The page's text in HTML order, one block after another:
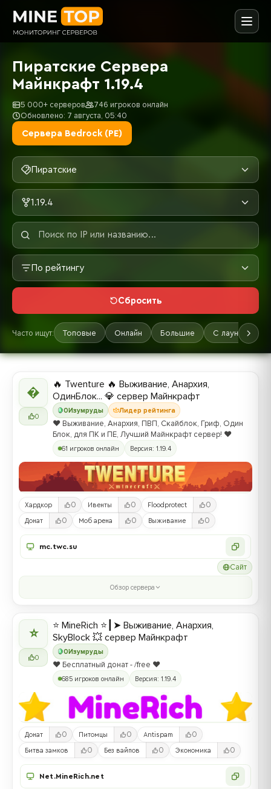
Пиратские Сервера
Майнкрафт 1.19.4
5 000+ серверов
746 игроков онлайн
Обновлено: 7 августа, 05:40
Сервера Bedrock (PE)
Пиратские
1.19.4
По рейтингу
Сбросить
Часто ищут: Топовые Онлайн Большие С лаунчером

0
0Изумруды Лидер рейтинга
🔥 Twenture 🔥 Выживание, Анархия,
ОдинБлок... 💎 сервер Майнкрафт
❤️ Выживание, Анархия, ПВП, Скайблок, Гриф, Один
Блок, для ПК и ПЕ, Лучший Майнкрафт сервер! ❤️
61 игроков онлайн Версия: 1.19.4
Хардкор 0 Ивенты 0 Floodprotect 0
Донат 0 Моб арена 0 Выживание 0
mc.twc.su
Сайт
Обзор сервера
⭐
0
0Изумруды
⭐ MineRich ⭐┃➤ Выживание, Анархия,
SkyBlock 💥 сервер Майнкрафт
❤️ Бесплатный донат - /free ❤️
685 игроков онлайн Версия: 1.19.4
Донат 0 Питомцы 0 Antispam 0
Битва замков 0 Без вайпов 0 Экономика 0
Net.MineRich.net